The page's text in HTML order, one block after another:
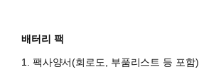
배터리 팩
1. 팩사양서(회로도, 부품리스트 등 포함)